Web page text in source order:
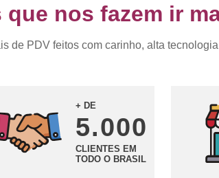
que nos fazem ir
de PDV feitos com carinho, alta
+ DE
5.000
CLIENTES EM
TODO O BRASIL